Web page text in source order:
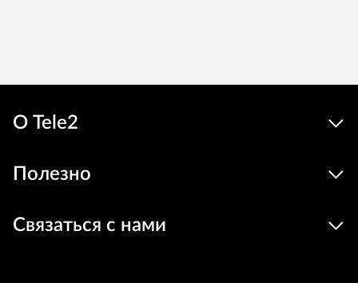
О Tele2
Полезно
Связаться с нами